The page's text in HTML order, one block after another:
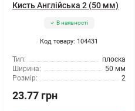
Кисть Англійська 2 (50 мм)
В наявності
Код товару: 104431
Тип:
плоска
Ширина:
50 мм
Розмір:
2
23.77 грн